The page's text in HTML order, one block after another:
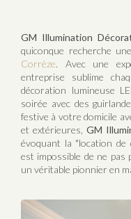
GM Illumination
quiconque recherche une
Corrèze. Avec une
entreprise sublime
décoration lumineuse
soirée avec des
festive à votre domicile
et extérieures, GM
évoquant la "location de
est impossible de ne
un véritable pionnier en